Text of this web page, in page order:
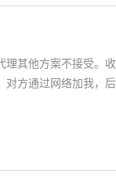
他方案不接受。收
方通过网络加我，